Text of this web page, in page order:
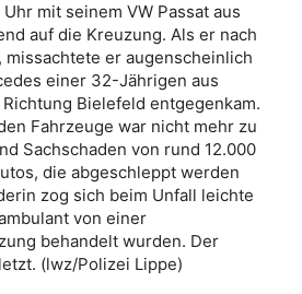
mit seinem VW Passat aus
auf die Kreuzung. Als er nach
er augenscheinlich
einer 32-Jährigen aus
Bielefeld entgegenkam.
Fahrzeuge war nicht mehr zu
Sachschaden von rund 12.000
die abgeschleppt werden
zog sich beim Unfall leichte
von einer
behandelt wurden. Der
(lwz/Polizei Lippe)